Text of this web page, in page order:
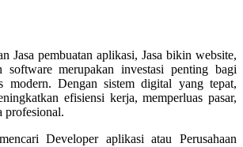
Jasa pembuatan aplikasi, Jasa bikin website,
software merupakan investasi penting bagi
modern. Dengan sistem digital yang tepat,
efisiensi kerja, memperluas pasar,
profesional.
Developer aplikasi atau Perusahaan